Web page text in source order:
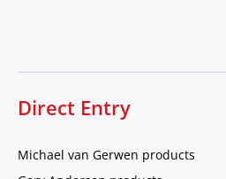
Direct Entry
Michael van Gerwen products